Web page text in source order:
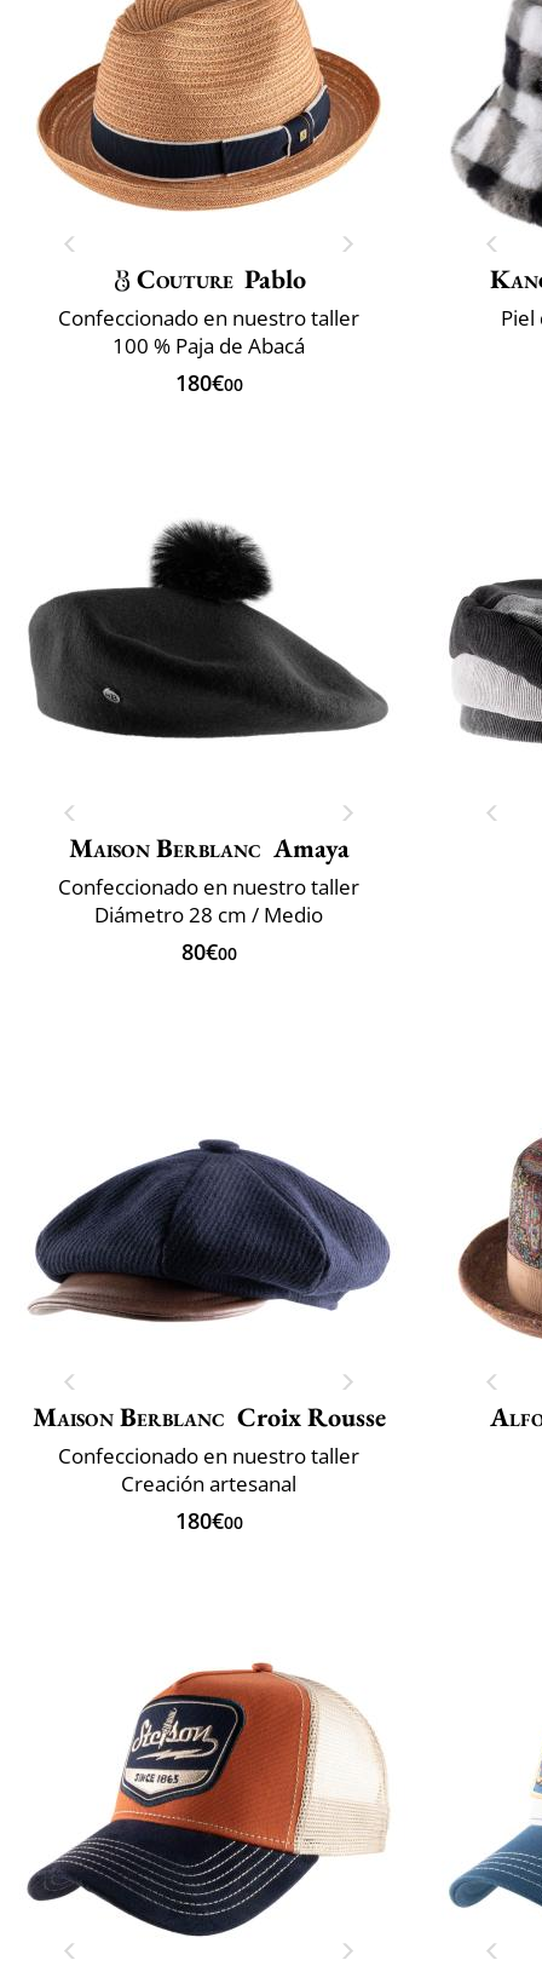
Couture Pablo
Confeccionado en nuestro taller
100 % Paja de Abacá
180€00
Maison Berblanc Amaya
Confeccionado en nuestro taller
Diámetro 28 cm / Medio
80€00
Maison Berblanc Croix Rousse
Confeccionado en nuestro taller
Creación artesanal
180€00